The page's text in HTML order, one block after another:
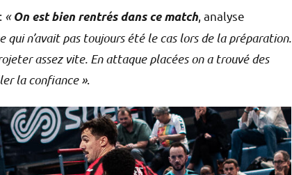
«On est bien rentrés dans ce match, analyse
n’avait pas toujours été le cas lors de la préparation.
assez vite. En attaque placées on a trouvé des
la confiance ».